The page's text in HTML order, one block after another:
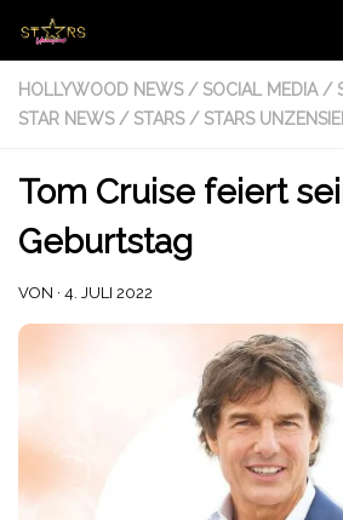
Zum Inhalt springen
HOLLYWOOD NEWS / SOCIAL MEDIA /
STAR NEWS / STARS / STARS
Tom Cruise feiert
Geburtstag
VON · 4. JULI 2022